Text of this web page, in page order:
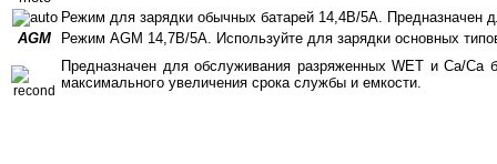
Режим для зарядки обычных батарей 14,4В/5А. Предназначен
AGM
Режим AGM 14,7В/5А. Используйте для зарядки основных
Предназначен для обслуживания разряженных WET и Ca/Ca
максимального увеличения срока службы и емкости.